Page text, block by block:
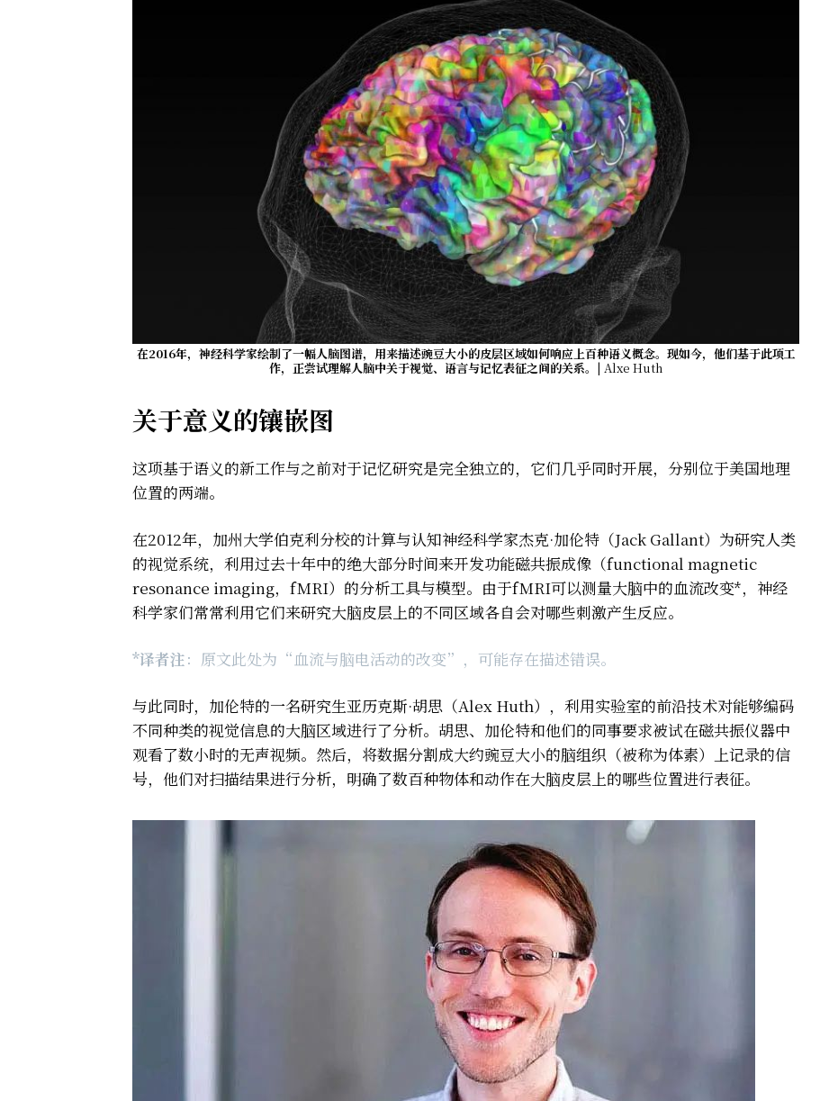
在2016年，神经科学家绘制了一幅人脑图谱，用来描述豌豆大小的皮层区域如何响应上百种语义概念。现如今，他们基于此项工
作，正尝试理解人脑中关于视觉、语言与记忆表征之间的关系。 | Alxe Huth
关于意义的镶嵌图
这项基于语义的新工作与之前对于记忆研究是完全独立的，它们几乎同时开展，分别位于美国地理
位置的两端。
在2012年，加州大学伯克利分校的计算与认知神经科学家杰克·加伦特（Jack Gallant）为研究人类
的视觉系统，利用过去十年中的绝大部分时间来开发功能磁共振成像（functional magnetic
resonance imaging，fMRI）的分析工具与模型。由于fMRI可以测量大脑中的血流改变*，神经
科学家们常常利用它们来研究大脑皮层上的不同区域各自会对哪些刺激产生反应。
*译者注：原文此处为“血流与脑电活动的改变”，可能存在描述错误。
与此同时，加伦特的一名研究生亚历克斯·胡思（Alex Huth），利用实验室的前沿技术对能够编码
不同种类的视觉信息的大脑区域进行了分析。胡思、加伦特和他们的同事要求被试在磁共振仪器中
观看了数小时的无声视频。然后，将数据分割成大约豌豆大小的脑组织（被称为体素）上记录的信
号，他们对扫描结果进行分析，明确了数百种物体和动作在大脑皮层上的哪些位置进行表征。